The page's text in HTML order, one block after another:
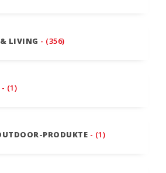
LIVING - (356)
- (1)
PRODUKTE - (1)